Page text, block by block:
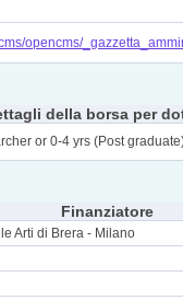
opencms/
della borsa per
or 0-4 yrs (Post
Finanziatore
Arti di Brera - Milano